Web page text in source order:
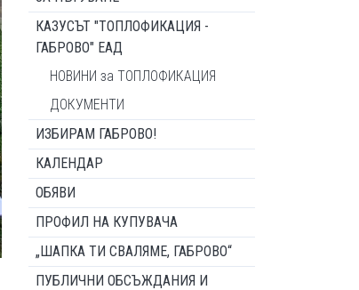
КАЗУСЪТ "ТОПЛОФИКАЦИЯ -
ГАБРОВО" ЕАД
НОВИНИ за ТОПЛОФИКАЦИЯ
ДОКУМЕНТИ
ИЗБИРАМ ГАБРОВО!
КАЛЕНДАР
ОБЯВИ
ПРОФИЛ НА КУПУВАЧА
„ШАПКА ТИ СВАЛЯМЕ, ГАБРОВО“
ПУБЛИЧНИ ОБСЪЖДАНИЯ И